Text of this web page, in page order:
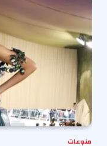
منوعات